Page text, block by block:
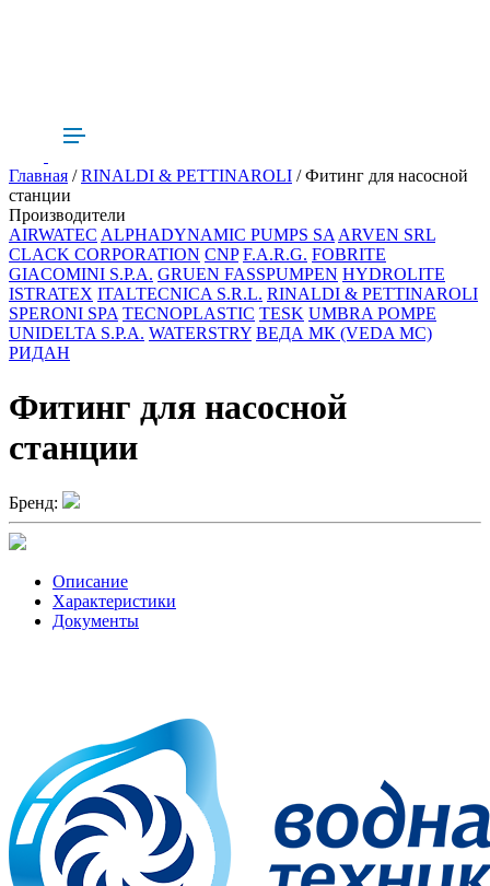
Главная /RINALDI & PETTINAROLI / Фитинг для насосной
станции
Производители
AIRWATEC ALPHADYNAMIC PUMPS SAARVEN SRL
CLACK CORPORATION CNP F.A.R.G. FOBRITE
GIACOMINI S.P.A. GRUEN FASSPUMPEN HYDROLITE
ISTRATEX ITALTECNICA S.R.L. RINALDI & PETTINAROLI
SPERONI SPA TECNOPLASTIC TESK UMBRA POMPE
UNIDELTA S.P.A. WATERSTRY ВЕДА МК (VEDA MC)
РИДАН
Фитинг для насосной
станции
Бренд:
Описание
Характеристики
Документы